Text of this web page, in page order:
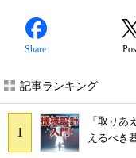
Share
記事ランキング
「取り
えるべき